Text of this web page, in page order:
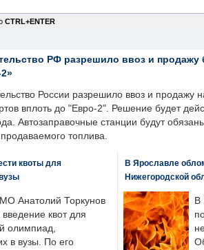
CTRL+ENTER
РФ разрешило ввоз и продажу
России разрешило ввоз и продажу
вплоть до "Евро-2". Решение будет
Автозаправочные станции будут
продаваемого топлива.
квоты для
Анатолий Торкунов
введение квот для
олимпиад,
в вузы. По его
В Ярославле
Нижегородской
В